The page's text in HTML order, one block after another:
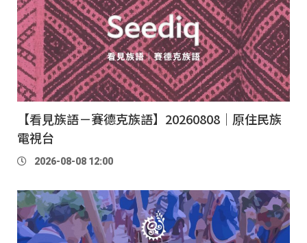
【看見族語－賽德克族語】20260808｜原住民族
電視台
2026-08-08 12:00